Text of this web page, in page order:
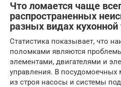
Что ломается чаще
распространенных
разных видах кухонной
Статистика показывает, что
поломками являются
элементами, двигателями и
управления. В посудомоечных
из строя насосы и системы